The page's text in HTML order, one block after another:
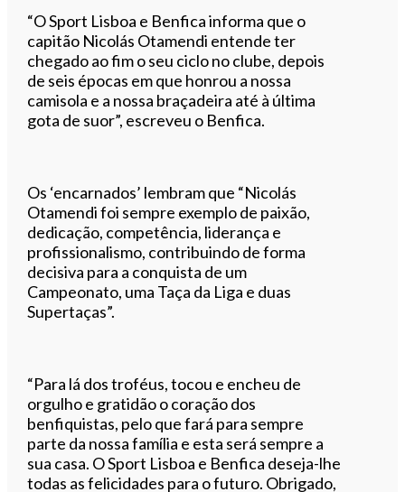
“O Sport Lisboa e Benfica informa que o
capitão Nicolás Otamendi entende ter
chegado ao fim o seu ciclo no clube, depois
de seis épocas em que honrou a nossa
camisola e a nossa braçadeira até à última
gota de suor”, escreveu o Benfica.
Os ‘encarnados’ lembram que “Nicolás
Otamendi foi sempre exemplo de paixão,
dedicação, competência, liderança e
profissionalismo, contribuindo de forma
decisiva para a conquista de um
Campeonato, uma Taça da Liga e duas
Supertaças”.
“Para lá dos troféus, tocou e encheu de
orgulho e gratidão o coração dos
benfiquistas, pelo que fará para sempre
parte da nossa família e esta será sempre a
sua casa. O Sport Lisboa e Benfica deseja-lhe
todas as felicidades para o futuro. Obrigado,